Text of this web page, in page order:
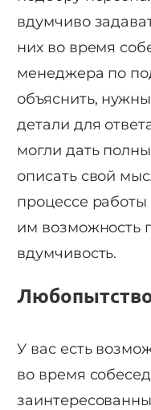
вдумчиво
них во время
менеджера по
объяснить,
детали для
могли дать
описать свой
процессе
им возможность
вдумчивость.
У вас есть
во время